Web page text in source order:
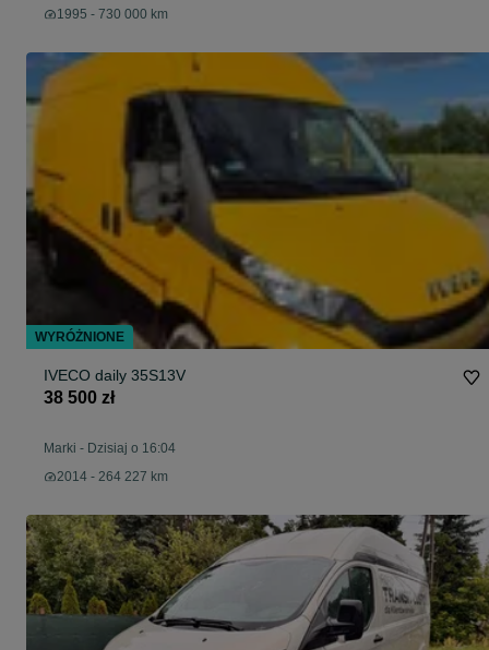
1995 - 730 000 km
IVECO daily 35S13V
38 500 zł
Marki - Dzisiaj o 16:04
2014 - 264 227 km
WYRÓŻNIONE